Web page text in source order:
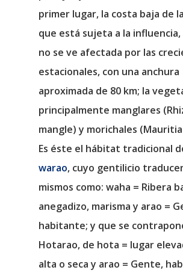
primer lugar, la costa baja de
que está sujeta a la
no se ve afectada por las
estacionales, con una anchura
aproximada de 80 km; la
principalmente manglares
mangle) y morichales
Es éste el hábitat tradicional
warao, cuyo gentilicio
mismos como: waha = Ribera
anegadizo, marisma y arao =
habitante; y que se
Hotarao, de hota = lugar
alta o seca y arao = Gente,